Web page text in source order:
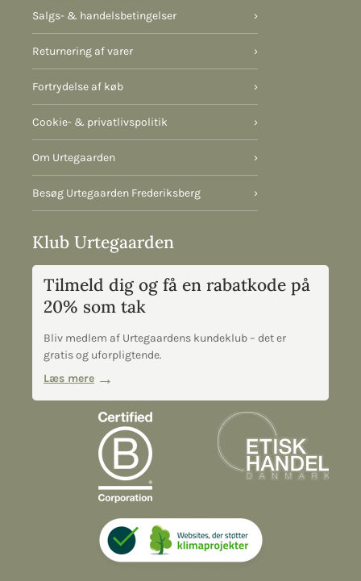
Salgs- & handelsbetingelser ›
Returnering af varer ›
Fortrydelse af køb ›
Cookie- & privatlivspolitik ›
Om Urtegaarden ›
Besøg Urtegaarden Frederiksberg ›
Klub Urtegaarden
Tilmeld dig og få en rabatkode på
20% som tak
Bliv medlem af Urtegaardens kundeklub – det er
gratis og uforpligtende.
Læs mere